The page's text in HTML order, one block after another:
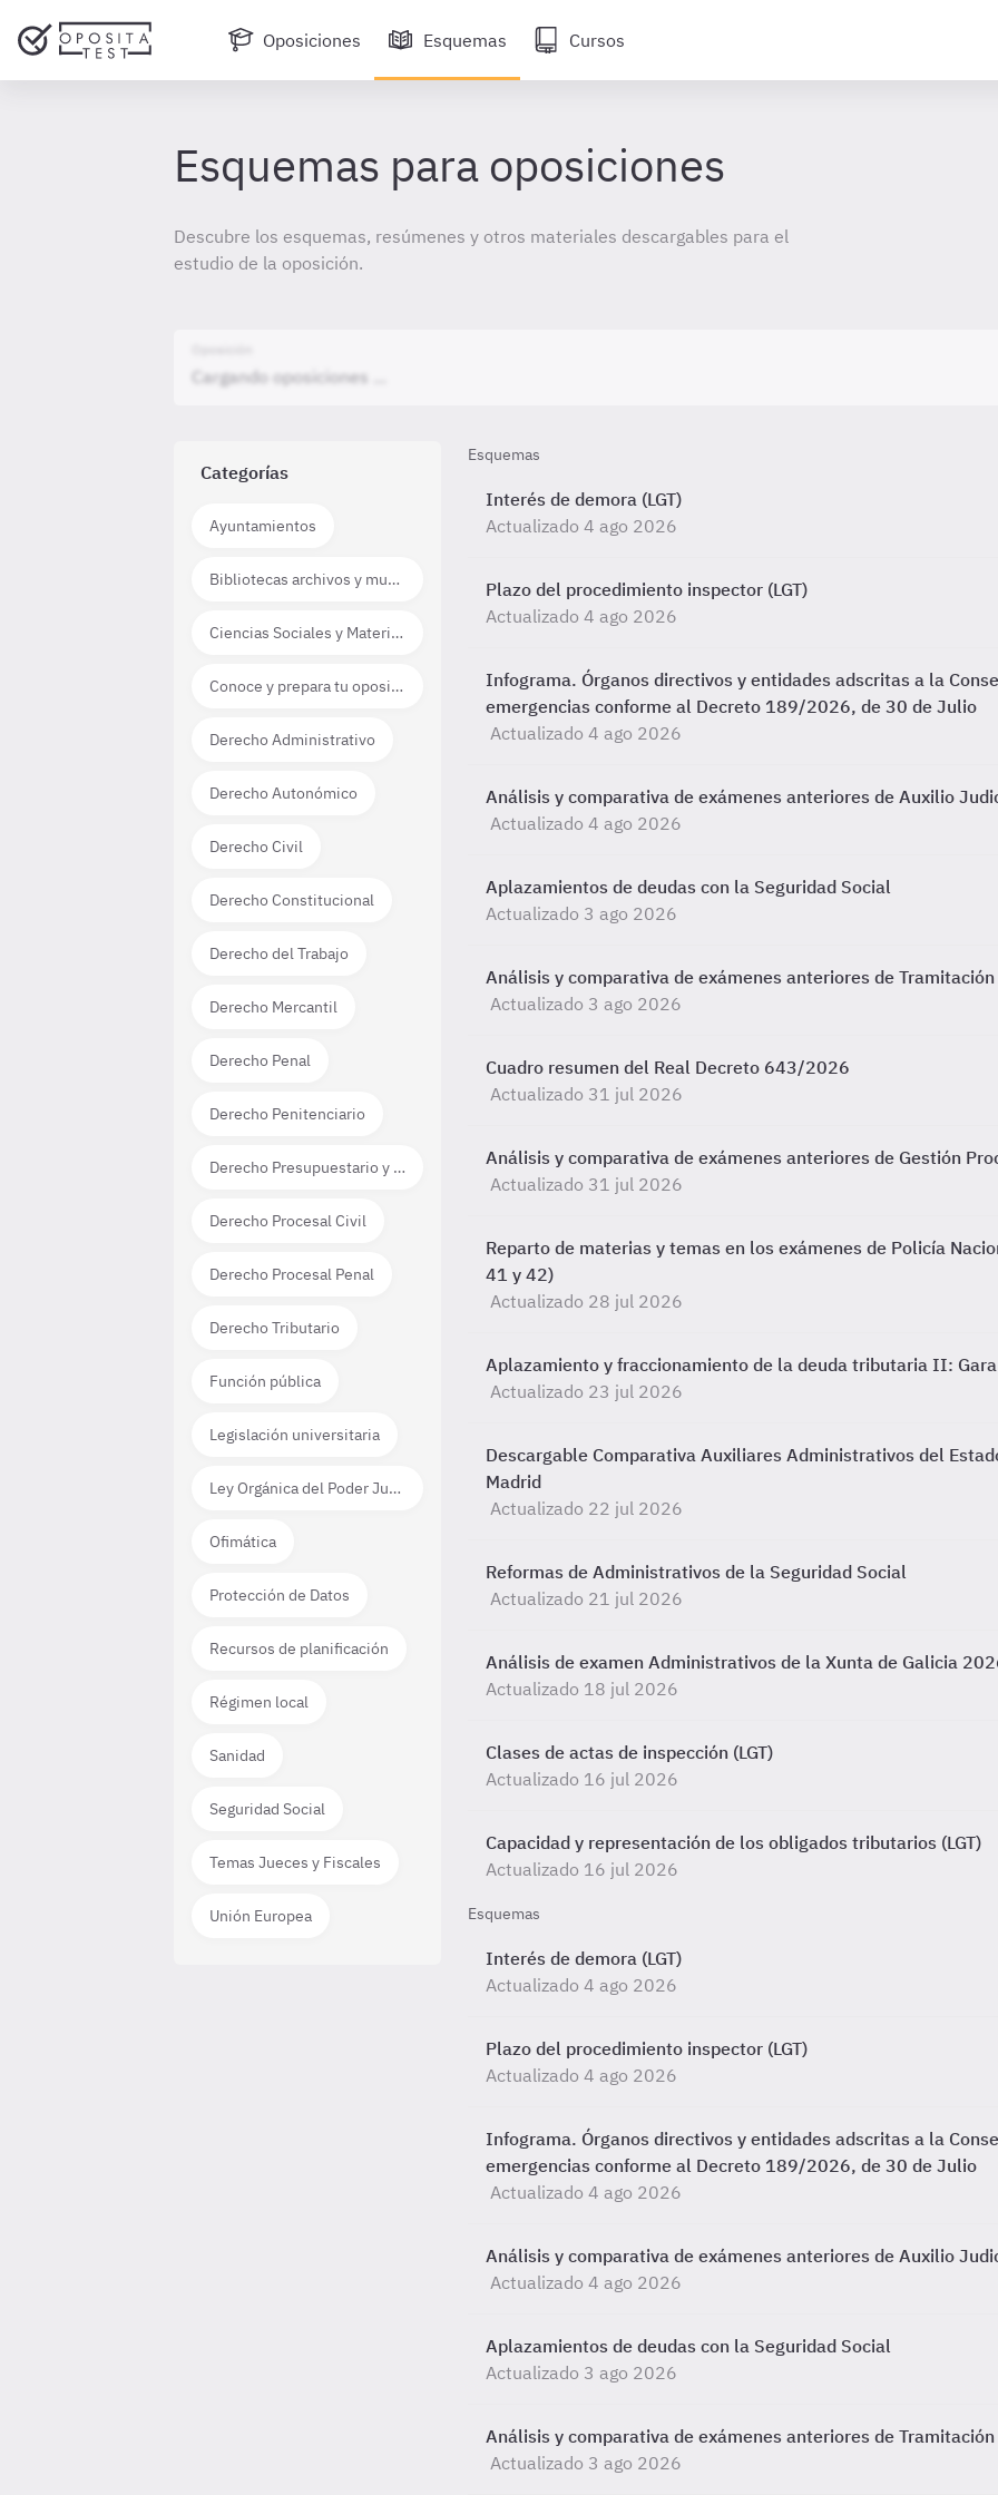
Oposiciones Esquemas Cursos
Esquemas para oposiciones
Descubre los esquemas, resúmenes y otros materiales descargables para el
estudio de la oposición.
Categorías
Ayuntamientos
Bibliotecas archivos y museos
Ciencias Sociales y Materias técnico científicas
Conoce y prepara tu oposición
Derecho Administrativo
Derecho Autonómico
Derecho Civil
Derecho Constitucional
Derecho del Trabajo
Derecho Mercantil
Derecho Penal
Derecho Penitenciario
Derecho Presupuestario y Financiero
Derecho Procesal Civil
Derecho Procesal Penal
Derecho Tributario
Función pública
Legislación universitaria
Ley Orgánica del Poder Judicial
Ofimática
Protección de Datos
Recursos de planificación
Régimen local
Sanidad
Seguridad Social
Temas Jueces y Fiscales
Unión Europea
Esquemas
Interés de demora (LGT)
Actualizado 4 ago 2026
Plazo del procedimiento inspector (LGT)
Actualizado 4 ago 2026
Infograma. Órganos directivos y entidades adscritas a la
emergencias conforme al Decreto 189/2026, de 30 de Julio
Actualizado 4 ago 2026
Análisis y comparativa de exámenes anteriores de Auxilio
Actualizado 4 ago 2026
Aplazamientos de deudas con la Seguridad Social
Actualizado 3 ago 2026
Análisis y comparativa de exámenes anteriores de
Actualizado 3 ago 2026
Cuadro resumen del Real Decreto 643/2026
Actualizado 31 jul 2026
Análisis y comparativa de exámenes anteriores de Gestión
Actualizado 31 jul 2026
Reparto de materias y temas en los exámenes de Policía
41 y 42)
Actualizado 28 jul 2026
Aplazamiento y fraccionamiento de la deuda tributaria II:
Actualizado 23 jul 2026
Descargable Comparativa Auxiliares Administrativos del
Madrid
Actualizado 22 jul 2026
Reformas de Administrativos de la Seguridad Social
Actualizado 21 jul 2026
Análisis de examen Administrativos de la Xunta de Galicia
Actualizado 18 jul 2026
Clases de actas de inspección (LGT)
Actualizado 16 jul 2026
Capacidad y representación de los obligados tributarios (LGT)
Actualizado 16 jul 2026
Esquemas
Interés de demora (LGT)
Actualizado 4 ago 2026
Plazo del procedimiento inspector (LGT)
Actualizado 4 ago 2026
Infograma. Órganos directivos y entidades adscritas a la
emergencias conforme al Decreto 189/2026, de 30 de Julio
Actualizado 4 ago 2026
Análisis y comparativa de exámenes anteriores de Auxilio
Actualizado 4 ago 2026
Aplazamientos de deudas con la Seguridad Social
Actualizado 3 ago 2026
Análisis y comparativa de exámenes anteriores de
Actualizado 3 ago 2026